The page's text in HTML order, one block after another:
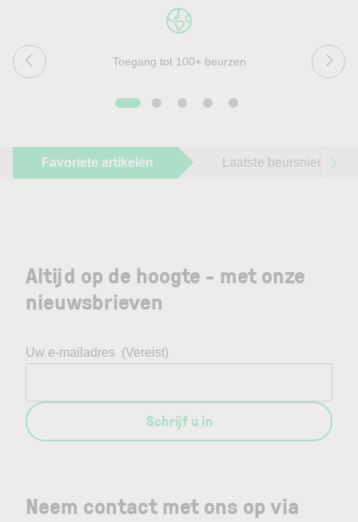
Toegang tot 100+ beurzen
Favoriete artikelen Laatste beursnieuws
Neem contact met ons op via
Altijd op de hoogte - met onze
nieuwsbrieven
Uw e-mailadres (Vereist)
Schrijf u in